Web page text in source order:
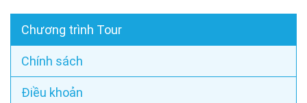
Chương trình Tour
Chính sách
Điều khoản